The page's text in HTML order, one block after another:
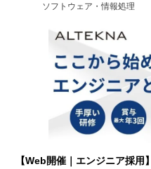
ソフトウェア・情報処理
【Web開催｜エンジニア採